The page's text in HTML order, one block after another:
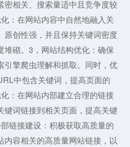
密相关、搜索量适中且竞争度较
：在网站内容中自然地融入关
原创性强，并且保持关键词密度
堆砌。3，网站结构优化：确保
引擎爬虫理解和抓取。同时，优
中包含关键词，提高页面的
：在网站内部建立合理的链接
键词链接到相关页面，提高关键
链接建设：积极获取高质量的
内容相关的高质量网站链接，以